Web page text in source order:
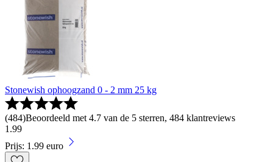
Stonewish ophoogzand 0 - 2 mm 25 kg
(484)Beoordeeld met 4.7 van de 5 sterren, 484 klantreviews
1 .99
Prijs: 1.99 euro